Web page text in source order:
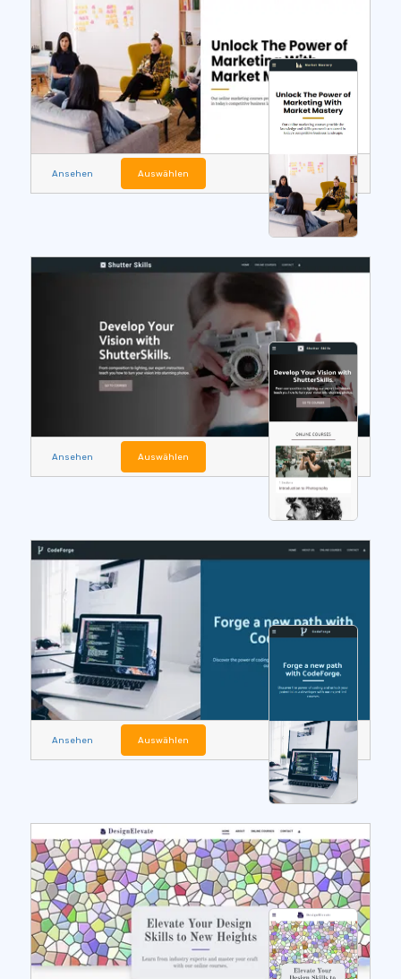
Ansehen Auswählen
Ansehen Auswählen
Ansehen Auswählen